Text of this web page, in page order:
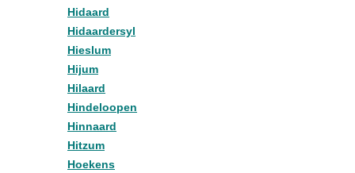
Hidaard
Hidaardersyl
Hieslum
Hijum
Hilaard
Hindeloopen
Hinnaard
Hitzum
Hoekens